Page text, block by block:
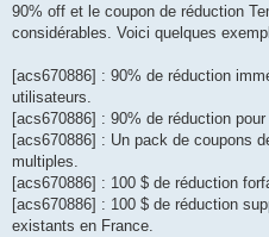
90% off et le coupon de réduction
considérables. Voici quelques
[acs670886] : 90% de réduction
utilisateurs.
[acs670886] : 90% de réduction
[acs670886] : Un pack de coupons
multiples.
[acs670886] : 100 $ de réduction
[acs670886] : 100 $ de réduction
existants en France.